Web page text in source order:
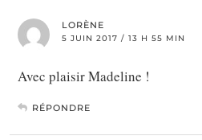
LORÈNE
5 JUIN 2017 / 13 H 55 MIN
Avec plaisir Madeline !
RÉPONDRE